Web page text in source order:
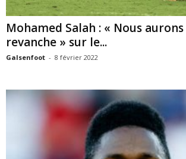
Mohamed Salah : « Nous
revanche » sur le...
Galsenfoot - 8 février 2022